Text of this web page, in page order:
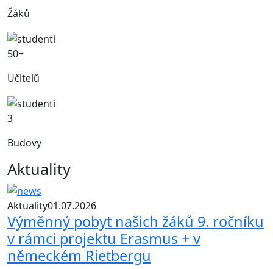
Žáků
50+
Učitelů
3
Budovy
Aktuality
Aktuality01.07.2026
Výměnný pobyt našich žáků 9. ročníku
v rámci projektu Erasmus + v
německém Rietbergu